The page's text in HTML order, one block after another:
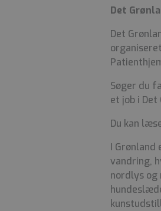
Det
Det
Søger du
et job i
Du kan
I
vandring,
nordlys og